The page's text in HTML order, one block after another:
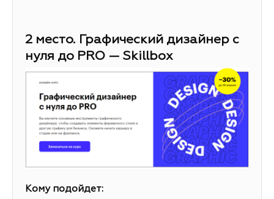
2 место. Графический дизайнер с
нуля до PRO — Skillbox
Кому подойдет: